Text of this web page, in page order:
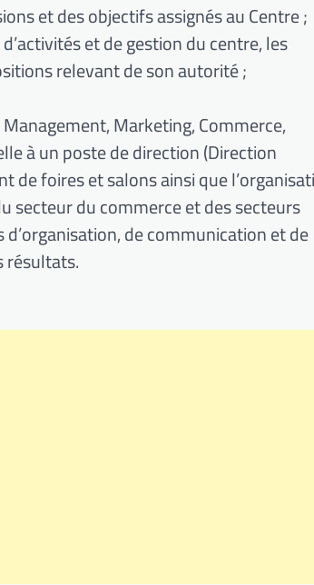
et des objectifs assignés au Centre ;
et de gestion du centre, les
relevant de son autorité ;
Marketing, Commerce,
à un poste de direction (Direction
de foires et salons ainsi que
secteur du commerce et des secteurs
de communication et de
résultats.